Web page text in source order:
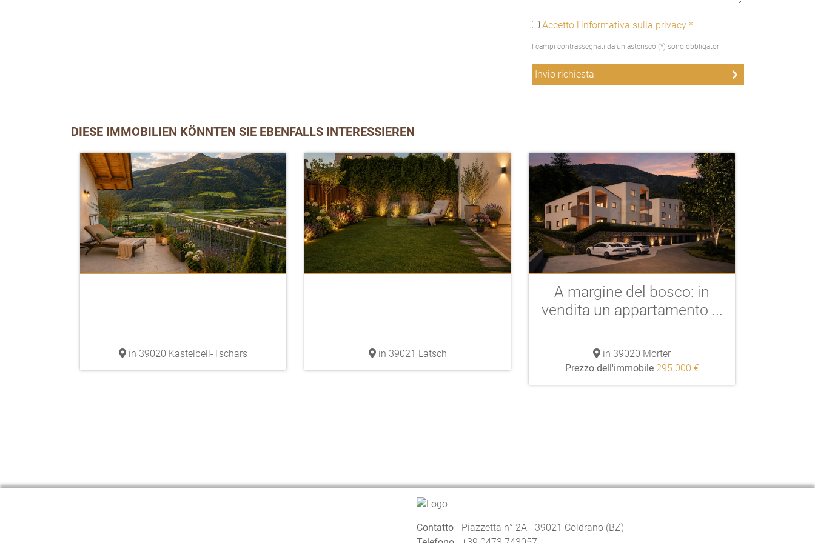
Accetto l'informativa sulla privacy *
I campi contrassegnati da un asterisco (*) sono obbligatori
DIESE IMMOBILIEN KÖNNTEN SIE EBENFALLS INTERESSIEREN
in 39020 Kastelbell-Tschars in 39021 Latsch
A margine del bosco: in
vendita un appartamento ...
in 39020 Morter
Prezzo dell'immobile 295.000 €
Contatto
Piazzetta n° 2A - 39021 Coldrano (BZ)